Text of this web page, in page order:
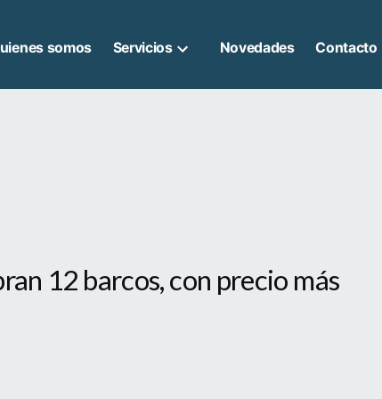
somos Servicios Novedades Contacto
12 barcos, con precio más